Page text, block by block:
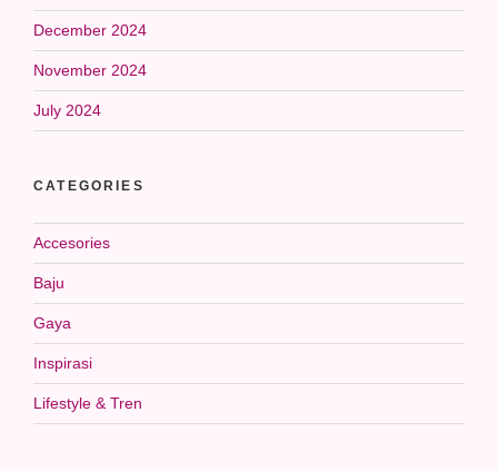
December 2024
November 2024
July 2024
CATEGORIES
Accesories
Baju
Gaya
Inspirasi
Lifestyle & Tren